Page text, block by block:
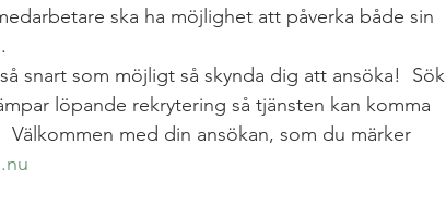
ska ha möjlighet att påverka både sin
snart som möjligt så skynda dig att ansöka!  Sök
löpande rekrytering så tjänsten kan komma
Välkommen med din ansökan, som du märker